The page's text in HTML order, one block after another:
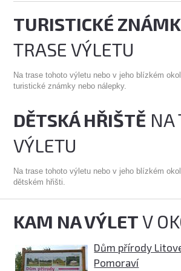
TURISTICKÉ
TRASE VÝLETU
Na trase tohoto výletu nebo v jeho blízkém
turistické známky nebo nálepky.
DĚTSKÁ HŘIŠTĚ NA
VÝLETU
Na trase tohoto výletu nebo v jeho blízkém
dětském hřišti.
KAM NA VÝLETV
Dům přírody
Pomoraví